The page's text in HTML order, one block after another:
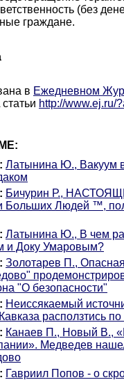
(без
граждане.
в Ежедневном
http://www.ej.ru/
: Латынина Ю., Вакуум
: Бичурин Р.,
Больших Людей ™,
: Латынина Ю., В чем
и Доку Умаровым?
: Золотарев П.,
"О безопасности"
: Неиссякаемый
расползтись
: Канаев П., Новый В.,
Медведев
: Гавриил Попов - о